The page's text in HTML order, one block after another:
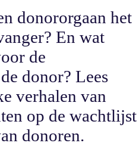
donororgaan het
En wat
de
donor? Lees
verhalen van
op de wachtlijst
donoren.